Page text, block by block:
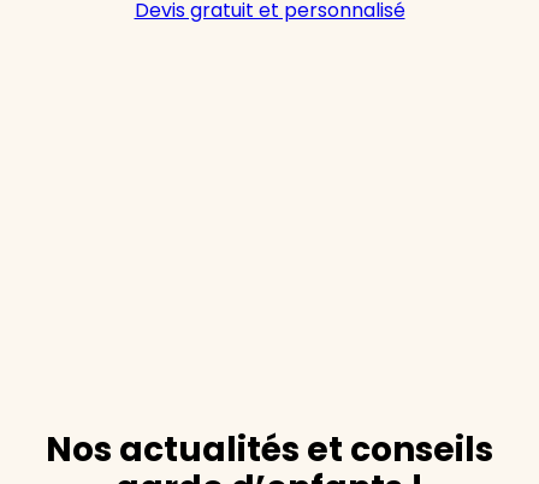
Devis gratuit et personnalisé
Nos actualités et conseils